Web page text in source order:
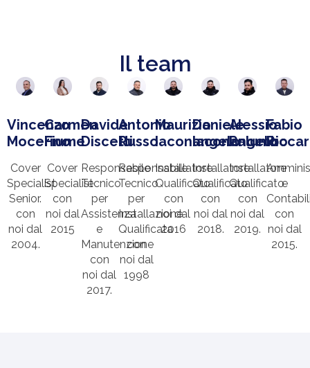
Il team
Vincenzo
Mocerino
Cover
Specialist
Senior.
con
noi dal
2004.
Carmen
Fiume
Cover
Specialist
con
noi dal
2015
Davide
Discetti
Responsabile
Tecnico
per
Assistenza
e
Manutenzione
con
noi dal
2017.
Antonio
Russo
Responsabile
Tecnico
per
Installazione
Qualificata
con
noi dal
1998
Maurizio
Iaconangelo
Installatore
Qualificato
con
noi dal
2016
Daniele
Iaconangelo
Installatore
Qualificato
con
noi dal
2018.
Alessio
Palumbo
Installatore
Qualificato
con
noi dal
2019.
Fabio
e
con
noi dal
2015.